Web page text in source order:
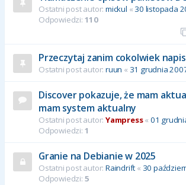
Ostatni post autor: mickul « 30 listopada
Odpowiedzi: 110
Przeczytaj zanim cokolwiek
Ostatni post autor: ruun « 31 grudnia
Discover pokazuje, że mam
mam system aktualny
Ostatni post autor: Yampress« 01
Odpowiedzi: 1
Granie na Debianie w 2025
Ostatni post autor: Raindrift « 30
Odpowiedzi: 5